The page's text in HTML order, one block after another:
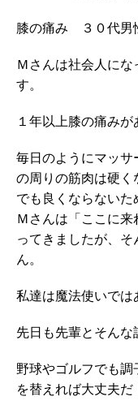
膝の痛み ３０代男
Ｍさんは社会人に
す。
１年以上膝の痛みが
毎日のようにマッ
の周りの筋肉は硬く
でも良くならないた
Ｍさんは「ここに
ってきましたが、
ん。
私達は魔法使いでは
先日も先輩とそんな
野球やゴルフでも
を替えれば大丈夫だ